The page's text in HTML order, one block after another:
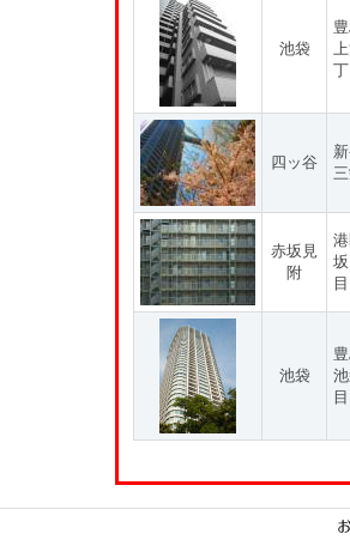
池袋
四ッ谷
赤坂見
附
目
池袋
目